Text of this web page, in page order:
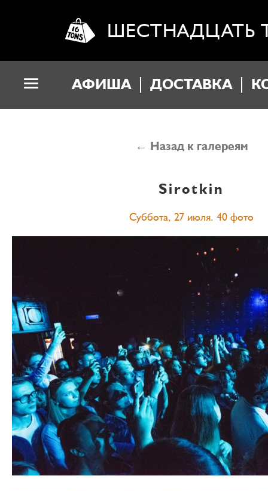
ШЕСТНАДЦАТЬ
АФИША ДОСТАВКА
← Назад к галереям
Sirotkin
Суббота, 27 июля. 40 фото